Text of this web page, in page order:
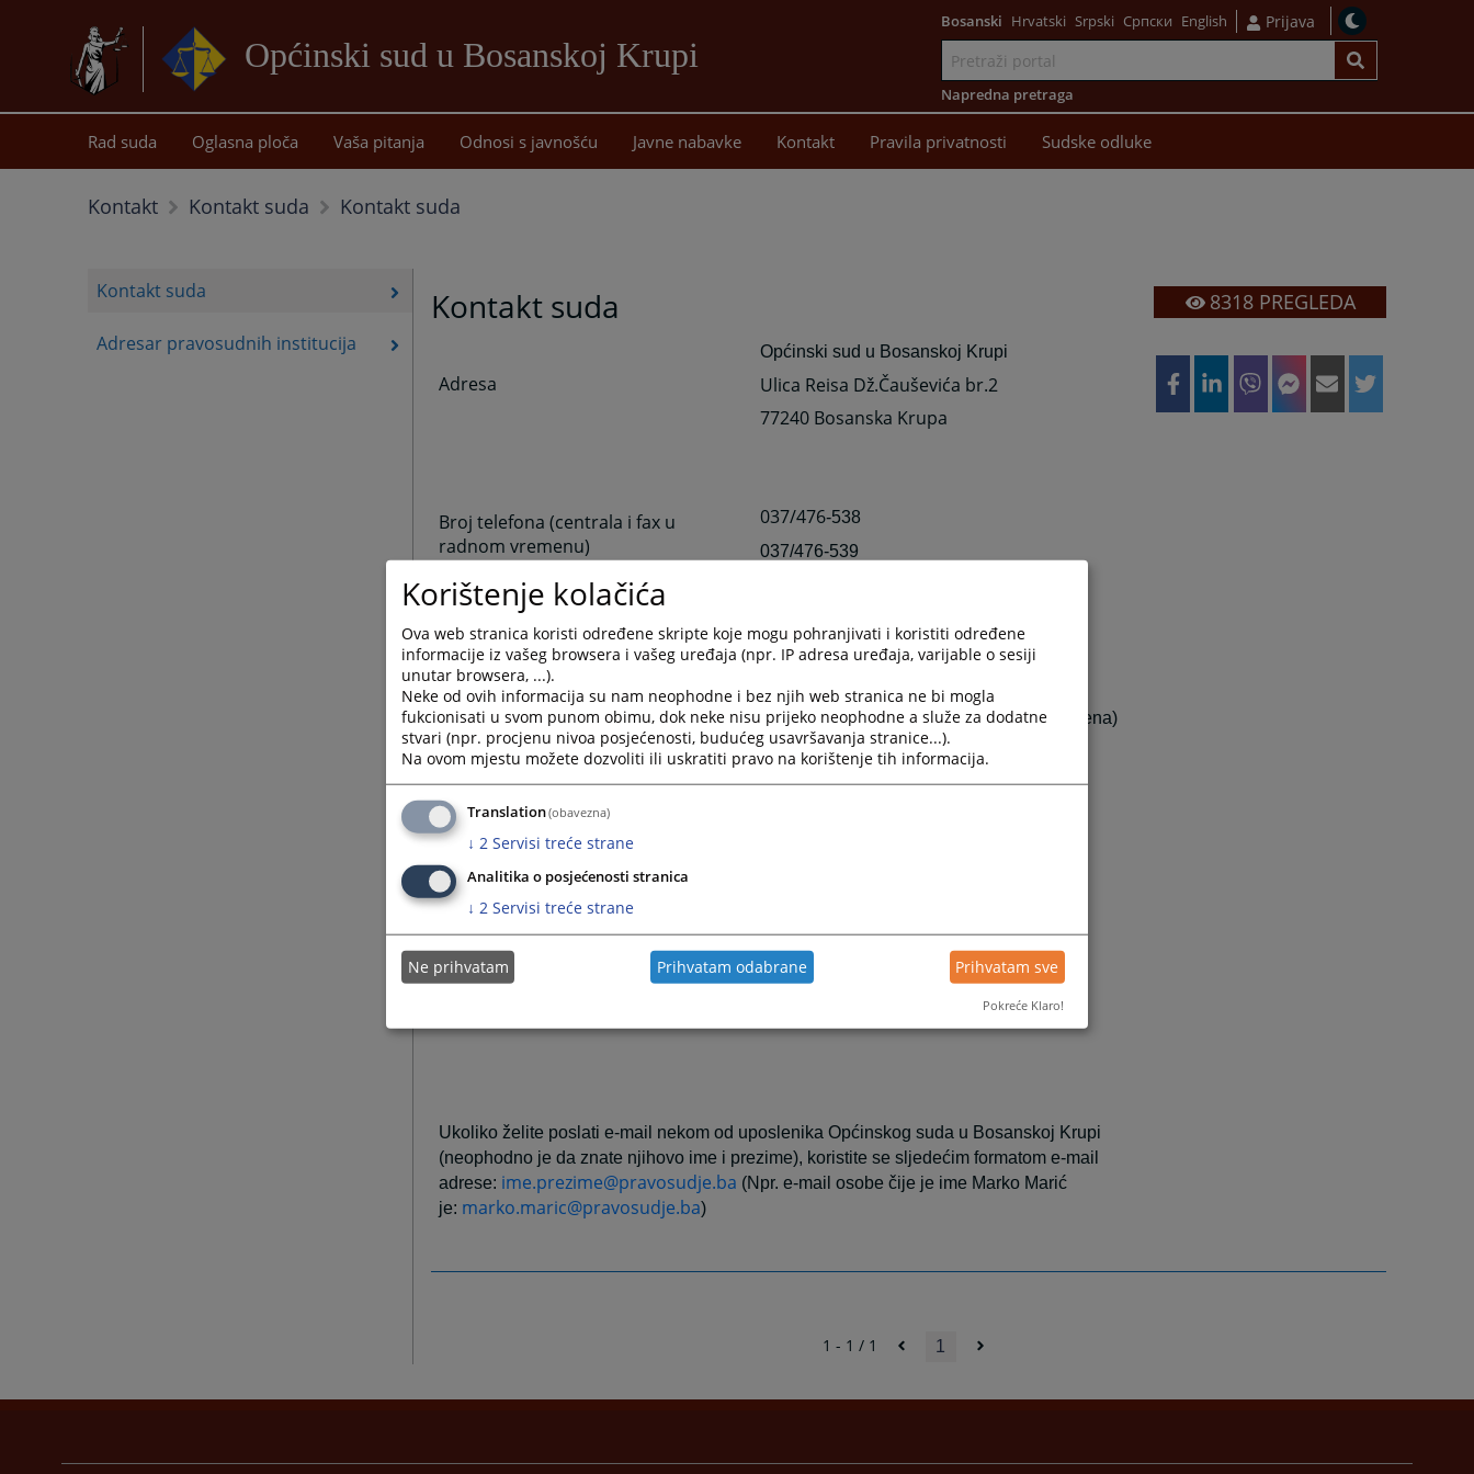
Općinski sud u Bosanskoj Krupi
sadržaj
Bosanski Hrvatski Srpski Српски English Prijava
Napredna pretraga
Rad suda Oglasna ploča Vaša pitanja Odnosi s javnošću Javne nabavke Kontakt Pravila privatnosti Sudske odluke
Kontakt Kontakt suda Kontakt suda
Kontakt suda
Adresar pravosudnih institucija
Kontakt suda
Adresa
Općinski sud u Bosanskoj Krupi
Ulica Reisa Dž.Čauševića br.2
77240 Bosanska Krupa
Broj telefona (centrala i fax u
radnom vremenu)
037/476-538
037/476-539
Broj telefona - Sekretar suda
Broj faxa
037/476-538 ili 539 (poslije radnog vremena)
Odjeljenje suda u Bužimu
Elektronska pošta
037/410-740
https://opsud-
bosanskakrupa.pravosudje.ba
Ukoliko želite poslati e-mail nekom od uposlenika Općinskog suda u Bosanskoj Krupi
(neophodno je da znate njihovo ime i prezime), koristite se sljedećim formatom e-mail
adrese: ime.prezime@pravosudje.ba (Npr. e-mail osobe čije je ime Marko Marić
je: marko.maric@pravosudje.ba)
8318PREGLEDA
1 - 1 / 1 1
Korištenje kolačića
Ova web stranica koristi određene skripte koje mogu pohranjivati i koristiti određene
informacije iz vašeg browsera i vašeg uređaja (npr. IP adresa uređaja, varijable o sesiji
unutar browsera, ...).
Neke od ovih informacija su nam neophodne i bez njih web stranica ne bi mogla
fukcionisati u svom punom obimu, dok neke nisu prijeko neophodne a služe za dodatne
stvari (npr. procjenu nivoa posjećenosti, budućeg usavršavanja stranice...).
Na ovom mjestu možete dozvoliti ili uskratiti pravo na korištenje tih informacija.
Translation(obavezna)
↓ 2 Servisi treće strane
Analitika o posjećenosti stranica
↓ 2 Servisi treće strane
Ne prihvatam Prihvatam odabrane Prihvatam sve
Pokreće Klaro!